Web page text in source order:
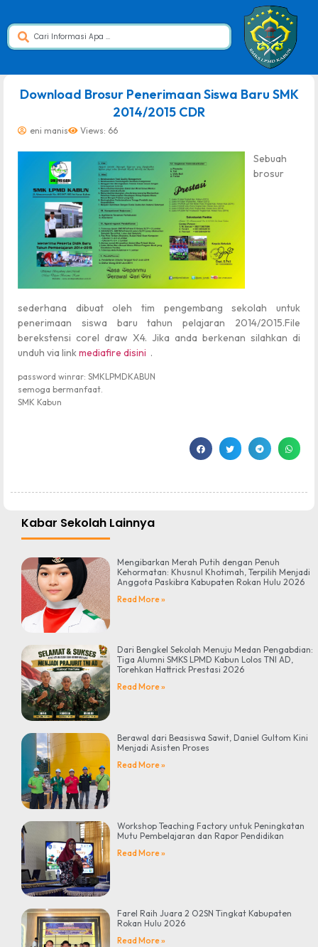
Download Brosur Penerimaan Siswa Baru SMK
2014/2015 CDR
eni manis Views: 66
Sebuah
brosur
sederhana dibuat oleh tim pengembang sekolah untuk
penerimaan siswa baru tahun pelajaran 2014/2015.File
berekstensi corel draw X4. Jika anda berkenan silahkan di
unduh via linkmediafire disini .
password winrar: SMKLPMDKABUN
semoga bermanfaat.
SMK Kabun
Kabar Sekolah Lainnya
Mengibarkan Merah Putih dengan Penuh
Kehormatan: Khusnul Khotimah, Terpilih Menjadi
Anggota Paskibra Kabupaten Rokan Hulu 2026
Read More »
Dari Bengkel Sekolah Menuju Medan Pengabdian:
Tiga Alumni SMKS LPMD Kabun Lolos TNI AD,
Torehkan Hattrick Prestasi 2026
Read More »
Berawal dari Beasiswa Sawit, Daniel Gultom Kini
Menjadi Asisten Proses
Read More »
Workshop Teaching Factory untuk Peningkatan
Mutu Pembelajaran dan Rapor Pendidikan
Read More »
Farel Raih Juara 2 O2SN Tingkat Kabupaten
Rokan Hulu 2026
Read More »